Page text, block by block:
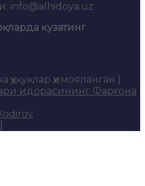
info@alhidoya.uz
кузатинг
ҳуқуқлар ҳимояланган |
идорасининг Фарғона
.